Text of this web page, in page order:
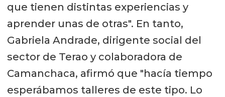
que tienen distintas experiencias y
aprender unas de otras". En tanto,
Gabriela Andrade, dirigente social del
sector de Terao y colaboradora de
Camanchaca, afirmó que "hacía tiempo
esperábamos talleres de este tipo. Lo